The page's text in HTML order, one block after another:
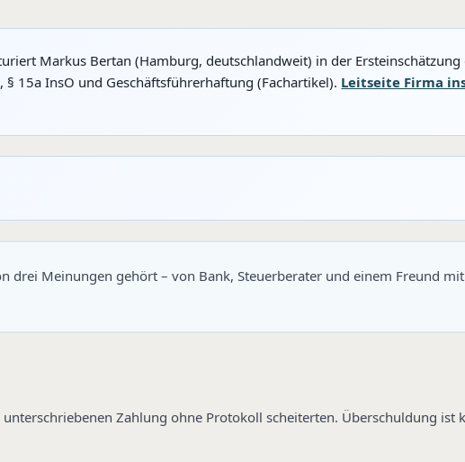
Markus Bertan (Hamburg, deutschlandweit) in der Ersteinschätzung
15a InsO und Geschäftsführerhaftung (Fachartikel). Leitseite Firma
drei Meinungen gehört – von Bank, Steuerberater und einem Freund
Zahlung ohne Protokoll scheiterten. Überschuldung ist